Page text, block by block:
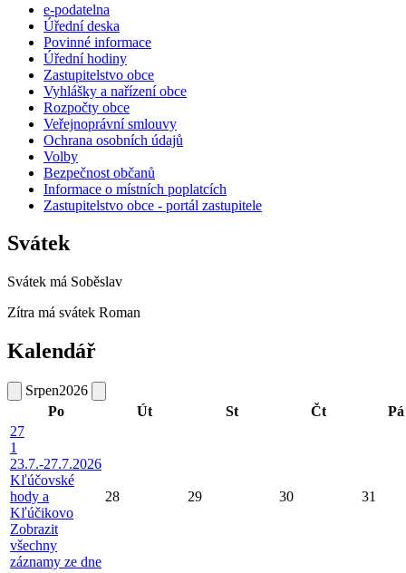
e-podatelna
Úřední deska
Povinné informace
Úřední hodiny
Zastupitelstvo obce
Vyhlášky a nařízení obce
Rozpočty obce
Veřejnoprávní smlouvy
Ochrana osobních údajů
Volby
Bezpečnost občanů
Informace o místních poplatcích
Zastupitelstvo obce - portál zastupitele
Svátek
Svátek má Soběslav
Zítra má svátek Roman
Kalendář
Srpen2026
Po
Út St Čt
Pá
27
1
23.7.-27.7.2026
Kľúčovské
hody a
Kľúčikovo
Zobrazit
všechny
záznamy ze dne
28 29 30 31